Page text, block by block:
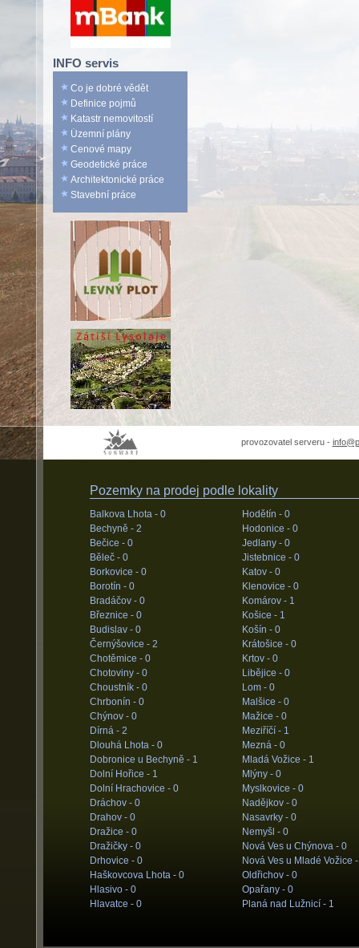
INFO servis
Co je dobré vědět
Definice pojmů
Katastr nemovitostí
Územní plány
Cenové mapy
Geodetické práce
Architektonické práce
Stavební práce
provozovatel serveru -
Pozemky na prodej podle lokality
Balkova Lhota - 0
Bechyně - 2
Bečice - 0
Běleč - 0
Borkovice - 0
Borotín - 0
Bradáčov - 0
Březnice - 0
Budislav - 0
Černýšovice - 2
Chotěmice - 0
Chotoviny - 0
Choustník - 0
Chrbonín - 0
Chýnov - 0
Dírná - 2
Dlouhá Lhota - 0
Dobronice u Bechyně - 1
Dolní Hořice - 1
Dolní Hrachovice - 0
Dráchov - 0
Drahov - 0
Dražice - 0
Dražičky - 0
Drhovice - 0
Haškovcova Lhota - 0
Hlasivo - 0
Hlavatce - 0
Hodětín - 0
Hodonice - 0
Jedlany - 0
Jistebnice - 0
Katov - 0
Klenovice - 0
Komárov - 1
Košice - 1
Košín - 0
Krátošice - 0
Krtov - 0
Libějice - 0
Lom - 0
Malšice - 0
Mažice - 0
Meziříčí - 1
Mezná - 0
Mladá Vožice - 1
Mlýny - 0
Myslkovice - 0
Nadějkov - 0
Nasavrky - 0
Nemyšl - 0
Nová Ves u Chýnova - 0
Nová Ves u Mladé Vožice
Oldřichov - 0
Opařany - 0
Planá nad Lužnicí - 1